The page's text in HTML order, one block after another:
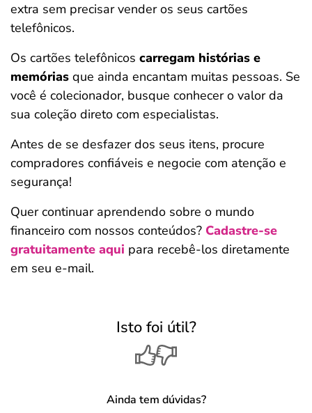
extra sem precisar vender os seus cartões
telefônicos.
Os cartões telefônicos carregam histórias e
memórias que ainda encantam muitas pessoas. Se
você é colecionador, busque conhecer o valor da
sua coleção direto com especialistas.
Antes de se desfazer dos seus itens, procure
compradores confiáveis e negocie com atenção e
segurança!
Quer continuar aprendendo sobre o mundo
financeiro com nossos conteúdos? Cadastre-se
gratuitamente aqui para recebê-los diretamente
em seu e-mail.
Isto foi útil?
Ainda tem dúvidas?